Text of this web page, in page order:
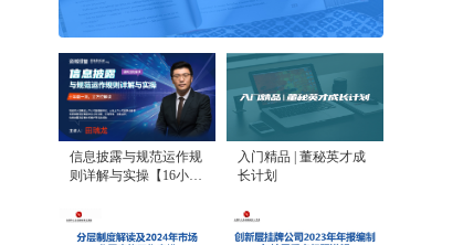
信息披露与规范运作规
则详解与实操【16小时
入门精品 | 董秘英才成
长计划